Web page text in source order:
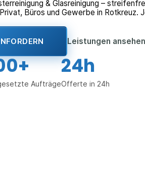
& Glasreinigung –
Büros und Gewerbe in Rotkreuz.
Leistungen ansehen
Aufträge
24h
Offerte in 24h